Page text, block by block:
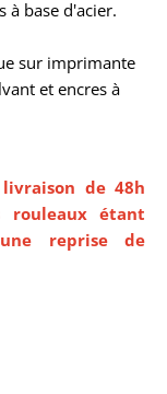
à base d'acier.
sur imprimante
et encres à
de 48h
rouleaux étant
reprise de